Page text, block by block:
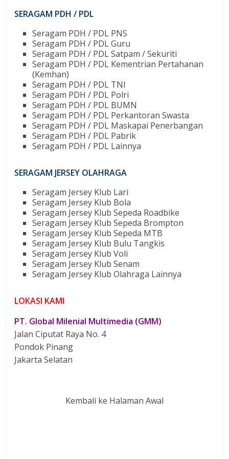
SERAGAM PDH / PDL
Seragam PDH / PDL PNS
Seragam PDH / PDL Guru
Seragam PDH / PDL Satpam / Sekuriti
Seragam PDH / PDL Kementrian Pertahanan
(Kemhan)
Seragam PDH / PDL TNI
Seragam PDH / PDL Polri
Seragam PDH / PDL BUMN
Seragam PDH / PDL Perkantoran Swasta
Seragam PDH / PDL Maskapai Penerbangan
Seragam PDH / PDL Pabrik
Seragam PDH / PDL Lainnya
SERAGAM JERSEY OLAHRAGA
Seragam Jersey Klub Lari
Seragam Jersey Klub Bola
Seragam Jersey Klub Sepeda Roadbike
Seragam Jersey Klub Sepeda Brompton
Seragam Jersey Klub Sepeda MTB
Seragam Jersey Klub Bulu Tangkis
Seragam Jersey Klub Voli
Seragam Jersey Klub Senam
Seragam Jersey Klub Olahraga Lainnya
LOKASI KAMI
PT. Global Milenial Multimedia (GMM)
Jalan Ciputat Raya No. 4
Pondok Pinang
Jakarta Selatan
Kembali ke Halaman Awal